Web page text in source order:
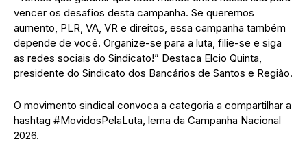
vencer os desafios desta campanha. Se queremos
aumento, PLR, VA, VR e direitos, essa campanha também
depende de você. Organize-se para a luta, filie-se e siga
as redes sociais do Sindicato!” Destaca Elcio Quinta,
presidente do Sindicato dos Bancários de Santos e Região.
O movimento sindical convoca a categoria a compartilhar a
hashtag #MovidosPelaLuta, lema da Campanha Nacional
2026.